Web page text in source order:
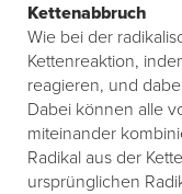
Kettenabbruch
Wie bei der
Kettenreaktion,
reagieren, und
Dabei können alle
miteinander
Radikal aus der
ursprünglichen